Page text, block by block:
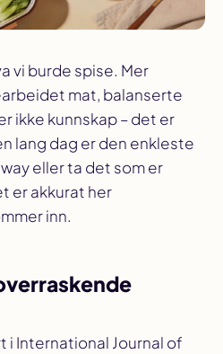
vi burde spise. Mer
mat, balanserte
ikke kunnskap – det er
lang dag er den enkleste
eller ta det som er
er akkurat her
inn.
i International Journal of